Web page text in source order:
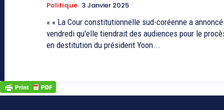
Politique 3 Janvier 2025
« « La Cour constitutionnelle sud-coréenne a annoncé
vendredi qu'elle tiendrait des audiences pour le
en destitution du président Yoon...